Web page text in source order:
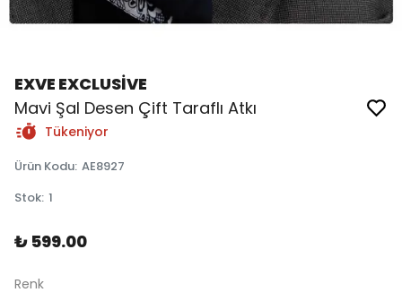
EXVE EXCLUSİVE
Mavi Şal Desen Çift Taraflı Atkı
Tükeniyor
Ürün Kodu: AE8927
Stok: 1
₺ 599.00
Renk